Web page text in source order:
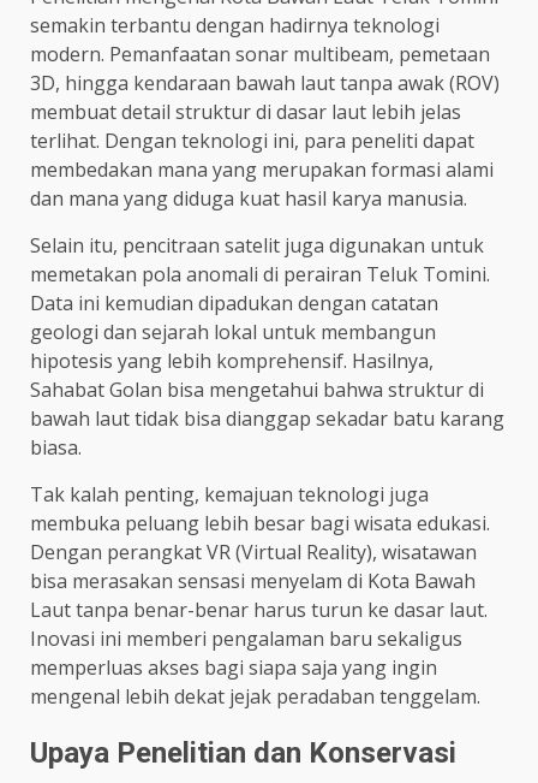
semakin terbantu dengan hadirnya teknologi
modern. Pemanfaatan sonar multibeam, pemetaan
3D, hingga kendaraan bawah laut tanpa awak (ROV)
membuat detail struktur di dasar laut lebih jelas
terlihat. Dengan teknologi ini, para peneliti dapat
membedakan mana yang merupakan formasi alami
dan mana yang diduga kuat hasil karya manusia.
Selain itu, pencitraan satelit juga digunakan untuk
memetakan pola anomali di perairan Teluk Tomini.
Data ini kemudian dipadukan dengan catatan
geologi dan sejarah lokal untuk membangun
hipotesis yang lebih komprehensif. Hasilnya,
Sahabat Golan bisa mengetahui bahwa struktur di
bawah laut tidak bisa dianggap sekadar batu karang
biasa.
Tak kalah penting, kemajuan teknologi juga
membuka peluang lebih besar bagi wisata edukasi.
Dengan perangkat VR (Virtual Reality), wisatawan
bisa merasakan sensasi menyelam di Kota Bawah
Laut tanpa benar-benar harus turun ke dasar laut.
Inovasi ini memberi pengalaman baru sekaligus
memperluas akses bagi siapa saja yang ingin
mengenal lebih dekat jejak peradaban tenggelam.
Upaya Penelitian dan Konservasi